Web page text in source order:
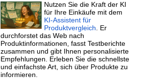
Nutzen Sie die Kraft der KI
für Ihre Einkäufe mit dem
KI-Assistent für
Produktvergleich . Er
durchforstet das Web nach
Produktinformationen, fasst Testberichte
zusammen und gibt Ihnen personalisierte
Empfehlungen. Erleben Sie die schnellste
und einfachste Art, sich über Produkte zu
informieren.